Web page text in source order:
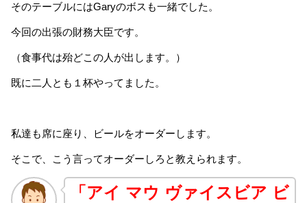
そのテーブルにはGaryのボスも一緒でした。
今回の出張の財務大臣です。
（食事代は殆どこの人が出します。）
既に二人とも１杯やってました。
私達も席に座り、ビールをオーダーします。
そこで、こう言ってオーダーしろと教えられます。
「アイ マウ ヴァイスビア ビ